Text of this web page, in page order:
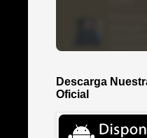
Descarga
Oficial